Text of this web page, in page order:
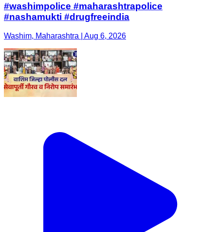
#washimpolice #maharashtrapolice
#nashamukti #drugfreeindia
Washim, Maharashtra | Aug 6, 2026